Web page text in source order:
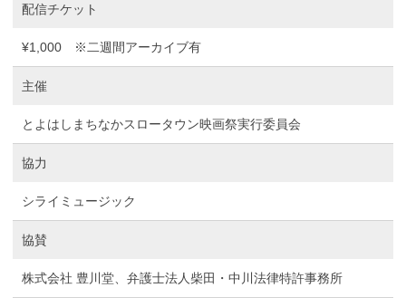
配信チケット
¥1,000 ※二週間アーカイブ有
主催
とよはしまちなかスロータウン映画祭実行委員会
協力
シライミュージック
協賛
株式会社 豊川堂、弁護士法人柴田・中川法律特許事務所